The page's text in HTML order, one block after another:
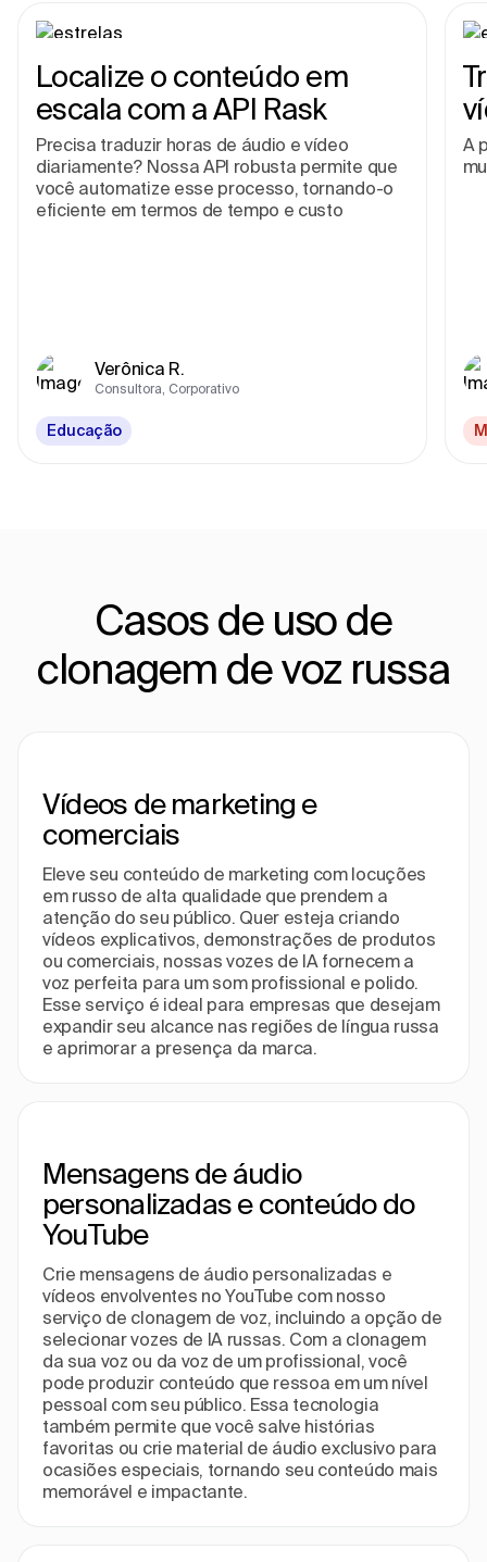
Localize o conteúdo em
escala com a API Rask
Precisa traduzir horas de áudio e vídeo
diariamente? Nossa API robusta permite que
você automatize esse processo, tornando-o
eficiente em termos de tempo e custo
Verônica R.
Consultora, Corporativo
Educação
A
Casos de uso de
clonagem de voz russa
Vídeos de marketing e
comerciais
Eleve seu conteúdo de marketing com locuções
em russo de alta qualidade que prendem a
atenção do seu público. Quer esteja criando
vídeos explicativos, demonstrações de produtos
ou comerciais, nossas vozes de IA fornecem a
voz perfeita para um som profissional e polido.
Esse serviço é ideal para empresas que desejam
expandir seu alcance nas regiões de língua russa
e aprimorar a presença da marca.
Mensagens de áudio
personalizadas e conteúdo do
YouTube
Crie mensagens de áudio personalizadas e
vídeos envolventes no YouTube com nosso
serviço de clonagem de voz, incluindo a opção de
selecionar vozes de IA russas. Com a clonagem
da sua voz ou da voz de um profissional, você
pode produzir conteúdo que ressoa em um nível
pessoal com seu público. Essa tecnologia
também permite que você salve histórias
favoritas ou crie material de áudio exclusivo para
ocasiões especiais, tornando seu conteúdo mais
memorável e impactante.